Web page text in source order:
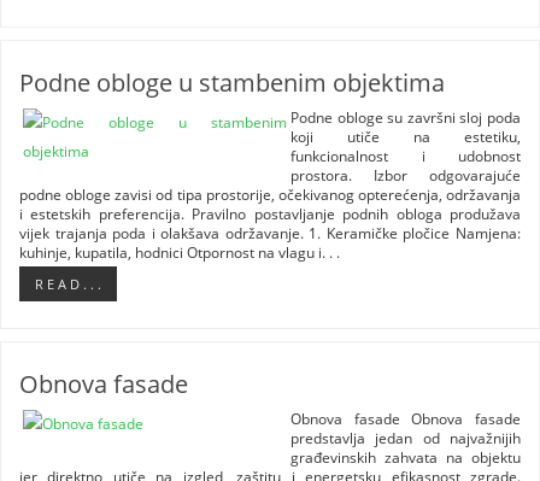
Podne obloge u stambenim objektima
Podne obloge su završni sloj poda
koji utiče na estetiku,
funkcionalnost i udobnost
prostora. Izbor odgovarajuće
podne obloge zavisi od tipa prostorije, očekivanog opterećenja, održavanja
i estetskih preferencija. Pravilno postavljanje podnih obloga produžava
vijek trajanja poda i olakšava održavanje. 1. Keramičke pločice Namjena:
kuhinje, kupatila, hodnici Otpornost na vlagu i. . .
R E A D . . .
Obnova fasade
Obnova fasade Obnova fasade
predstavlja jedan od najvažnijih
građevinskih zahvata na objektu